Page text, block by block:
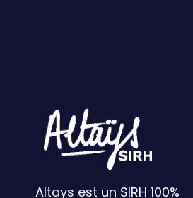
Altays est un SIRH 100%